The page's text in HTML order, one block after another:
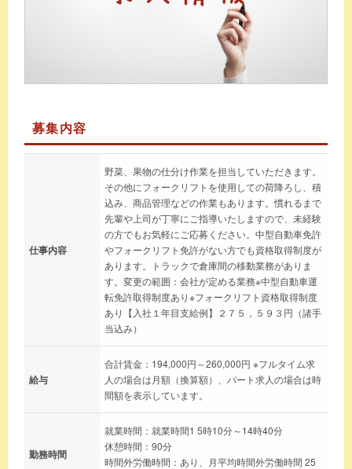
募集内容
仕事内容
野菜、果物の仕分け作業を担当していただきます。
その他にフォークリフトを使用しての荷降ろし、積
込み、商品管理などの作業もあります。慣れるまで
先輩や上司が丁寧にご指導いたしますので、未経験
の方でもお気軽にご応募ください。中型自動車免許
やフォークリフト免許がない方でも資格取得制度が
あります。トラックで倉庫間の移動業務がありま
す。変更の範囲：会社が定める業務※中型自動車運
転免許取得制度あり※フォークリフト資格取得制度
あり【入社１年目支給例】２７５，５９３円（諸手
当込み）
給与
合計賃金：194,000円～260,000円 ※フルタイム求
人の場合は月額（換算額）、パート求人の場合は時
間額を表示しています。
勤務時間
就業時間：就業時間1 5時10分～14時40分
休憩時間：90分
時間外労働時間：あり、月平均時間外労働時間 25